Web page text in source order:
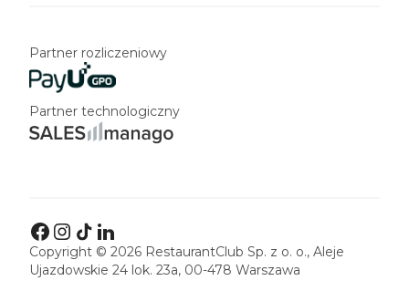
Partner rozliczeniowy
Partner technologiczny
Copyright © 2026 RestaurantClub Sp. z o. o., Aleje
Ujazdowskie 24 lok. 23a, 00-478 Warszawa